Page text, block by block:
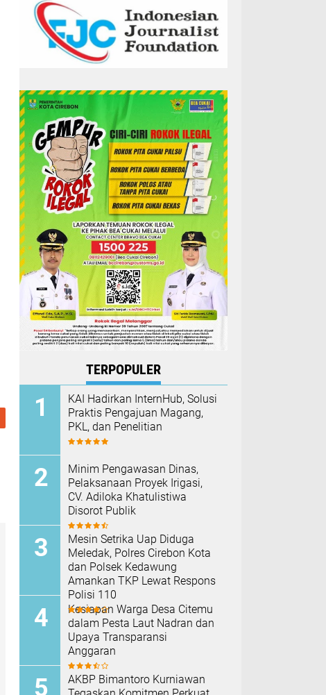
TERPOPULER
KAI Hadirkan InternHub, Solusi
Praktis Pengajuan Magang,
PKL, dan Penelitian
Minim Pengawasan Dinas,
Pelaksanaan Proyek Irigasi,
CV. Adiloka Khatulistiwa
Disorot Publik
Mesin Setrika Uap Diduga
Meledak, Polres Cirebon Kota
dan Polsek Kedawung
Amankan TKP Lewat Respons
Polisi 110
Kesiapan Warga Desa Citemu
dalam Pesta Laut Nadran dan
Upaya Transparansi
Anggaran
AKBP Bimantoro Kurniawan